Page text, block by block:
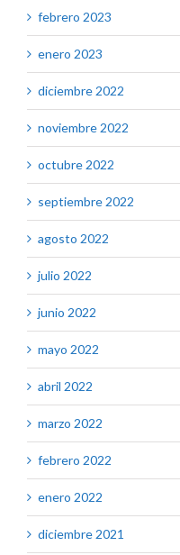
febrero 2023
enero 2023
diciembre 2022
noviembre 2022
octubre 2022
septiembre 2022
agosto 2022
julio 2022
junio 2022
mayo 2022
abril 2022
marzo 2022
febrero 2022
enero 2022
diciembre 2021